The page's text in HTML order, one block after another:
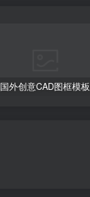
国外创意CAD图框模板